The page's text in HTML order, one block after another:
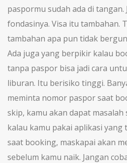
paspormu sudah ada di tangan.
fondasinya. Visa itu tambahan.
tambahan apa pun tidak
Ada juga yang berpikir kalau
tanpa paspor bisa jadi cara
liburan. Itu berisiko tinggi.
meminta nomor paspor saat
skip, kamu akan dapat masalah
kalau kamu pakai aplikasi
saat booking, maskapai akan
sebelum kamu naik. Jangan